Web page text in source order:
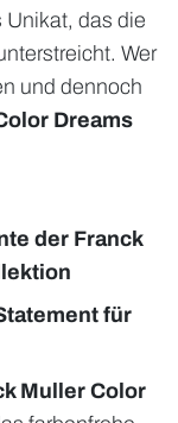
Unikat, das die
Wer
und dennoch
Dreams
der Franck
für
Muller Color